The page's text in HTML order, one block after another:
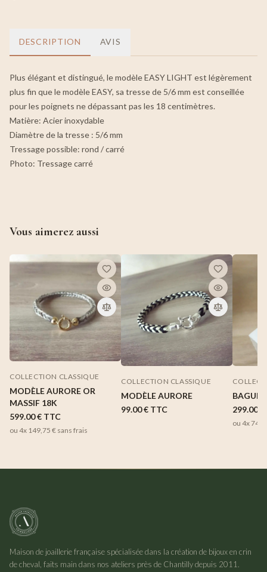
DESCRIPTION AVIS
Plus élégant et distingué, le modèle EASY LIGHT est légèrement
plus fin que le modèle EASY, sa tresse de 5/6 mm est conseillée
pour les poignets ne dépassant pas les 18 centimètres.
Matière: Acier inoxydable
Diamètre de la tresse : 5/6 mm
Tressage possible: rond / carré
Photo: Tressage carré
Vous aimerez aussi
COLLECTION CLASSIQUE
MODÈLE AURORE OR
MASSIF 18K
599.00 € TTC
ou 4x 149,75 € sans frais
COLLECTION CLASSIQUE
MODÈLE AURORE
99.00 € TTC
BAGUE
299.00 €
ou 4x
Maison de joaillerie française spécialisée dans la création de bijoux en crin
de cheval, faits main dans nos ateliers près de Chantilly depuis 2011.